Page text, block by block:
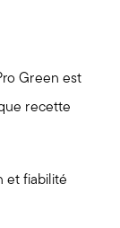
Green est
recette
et fiabilité